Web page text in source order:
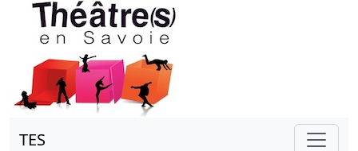
TES